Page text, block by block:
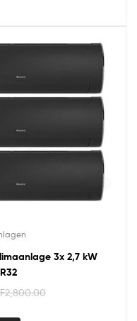
3x 2,7 kW
2,800.00